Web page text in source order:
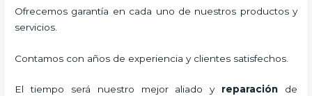
Ofrecemos garantía en cada uno de nuestros productos y
servicios.
Contamos con años de experiencia y clientes satisfechos.
El tiempo será nuestro mejor aliado y reparación de